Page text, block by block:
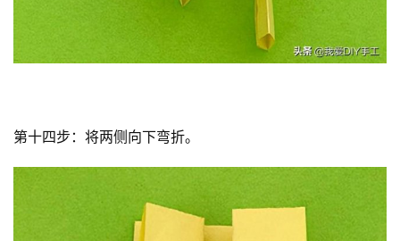
第十四步：将两侧向下弯折。